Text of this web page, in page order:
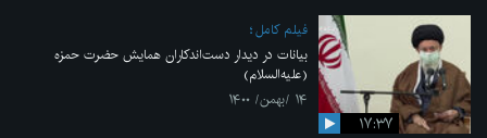
۱۷:۳۷
فیلم کامل
بیانات در دیدار دست‌اندکاران همایش حضرت حمزه
(علیه‌السلام)
۱۴ /بهمن/ ۱۴۰۰